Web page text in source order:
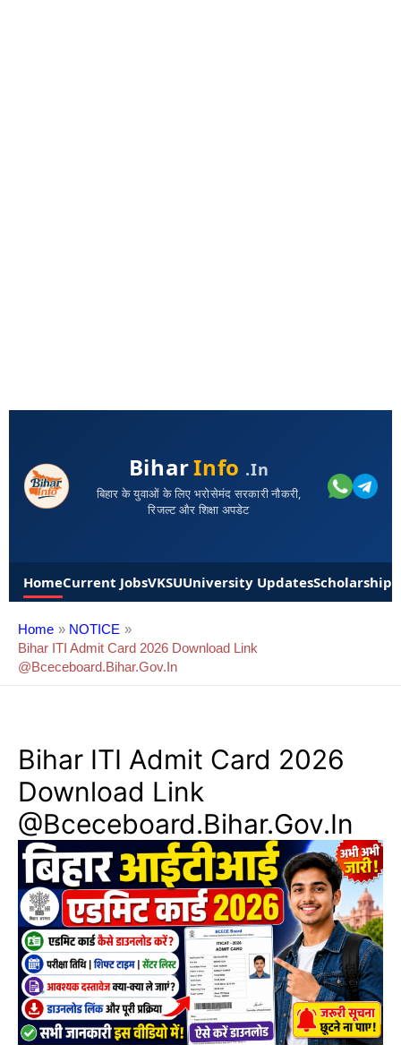
BiharInfo .in
बिहार के युवाओं के लिए भरोसेमंद सरकारी नौकरी,
रिजल्ट और शिक्षा अपडेट
HomeCurrent JobsVKSUUniversity UpdatesScholarships
Home
NOTICE
Bihar ITI Admit Card 2026 Download Link
@bceceboard.bihar.gov.in
Bihar ITI Admit Card 2026
Download Link
@bceceboard.bihar.gov.in